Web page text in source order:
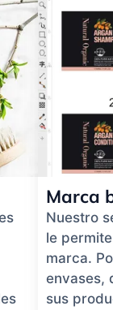
Marca
Nuestro
le
marca.
envases,
sus